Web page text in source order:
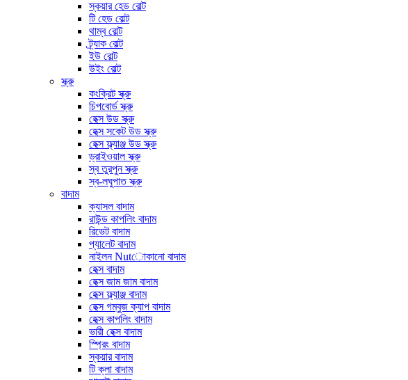
স্কয়ার হেড বোল্ট
টি হেড বোল্ট
থাম্ব বোল্ট
ট্র্যাক বোল্ট
ইউ বোল্ট
উইং বোল্ট
স্ক্রু
কংক্রিট স্ক্রু
চিপবোর্ড স্ক্রু
হেক্স উড স্ক্রু
হেক্স সকেট উড স্ক্রু
হেক্স ফ্ল্যাঞ্জ উড স্ক্রু
ড্রাইওয়াল স্ক্রু
স্ব তুরপুন স্ক্রু
স্ব-লঘুপাত স্ক্রু
বাদাম
ক্যাসল বাদাম
রাউন্ড কাপলিং বাদাম
রিভেট বাদাম
প্যালেট বাদাম
নাইলন Nutোকানো বাদাম
হেক্স বাদাম
হেক্স জাম জাম বাদাম
হেক্স ফ্ল্যাঞ্জ বাদাম
হেক্স গম্বুজ ক্যাপ বাদাম
হেক্স কাপলিং বাদাম
ভারী হেক্স বাদাম
স্প্রিং বাদাম
স্কয়ার বাদাম
টি ক্লা বাদাম